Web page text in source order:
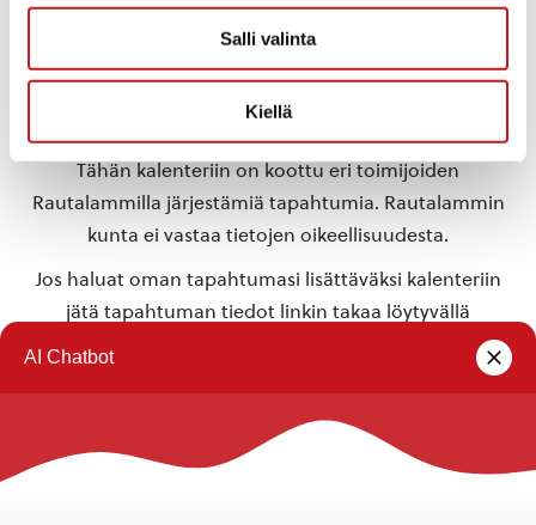
Salli valinta
Kiellä
Katusählyturnauksen
Afterpartyt
samppanjaa
Iskelmäkonsertti»
Tähän kalenteriin on koottu eri toimijoiden
Rautalammilla järjestämiä tapahtumia. Rautalammin
kunta ei vastaa tietojen oikeellisuudesta.
Jos haluat oman tapahtumasi lisättäväksi kalenteriin
jätä tapahtuman tiedot linkin takaa löytyvällä
Rautalammin kunta